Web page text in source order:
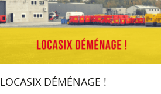
LOCASIX DÉMÉNAGE !